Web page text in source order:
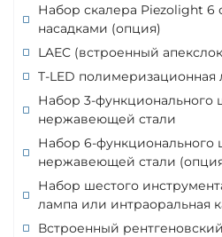
Набор скалера Piezolight 6
насадками (опция)
LAEC (встроенный
T-LED полимеризационная
Набор 3-функционального
нержавеющей стали
Набор 6-функционального
нержавеющей стали
Набор шестого
лампа или интраоральная
Встроенный